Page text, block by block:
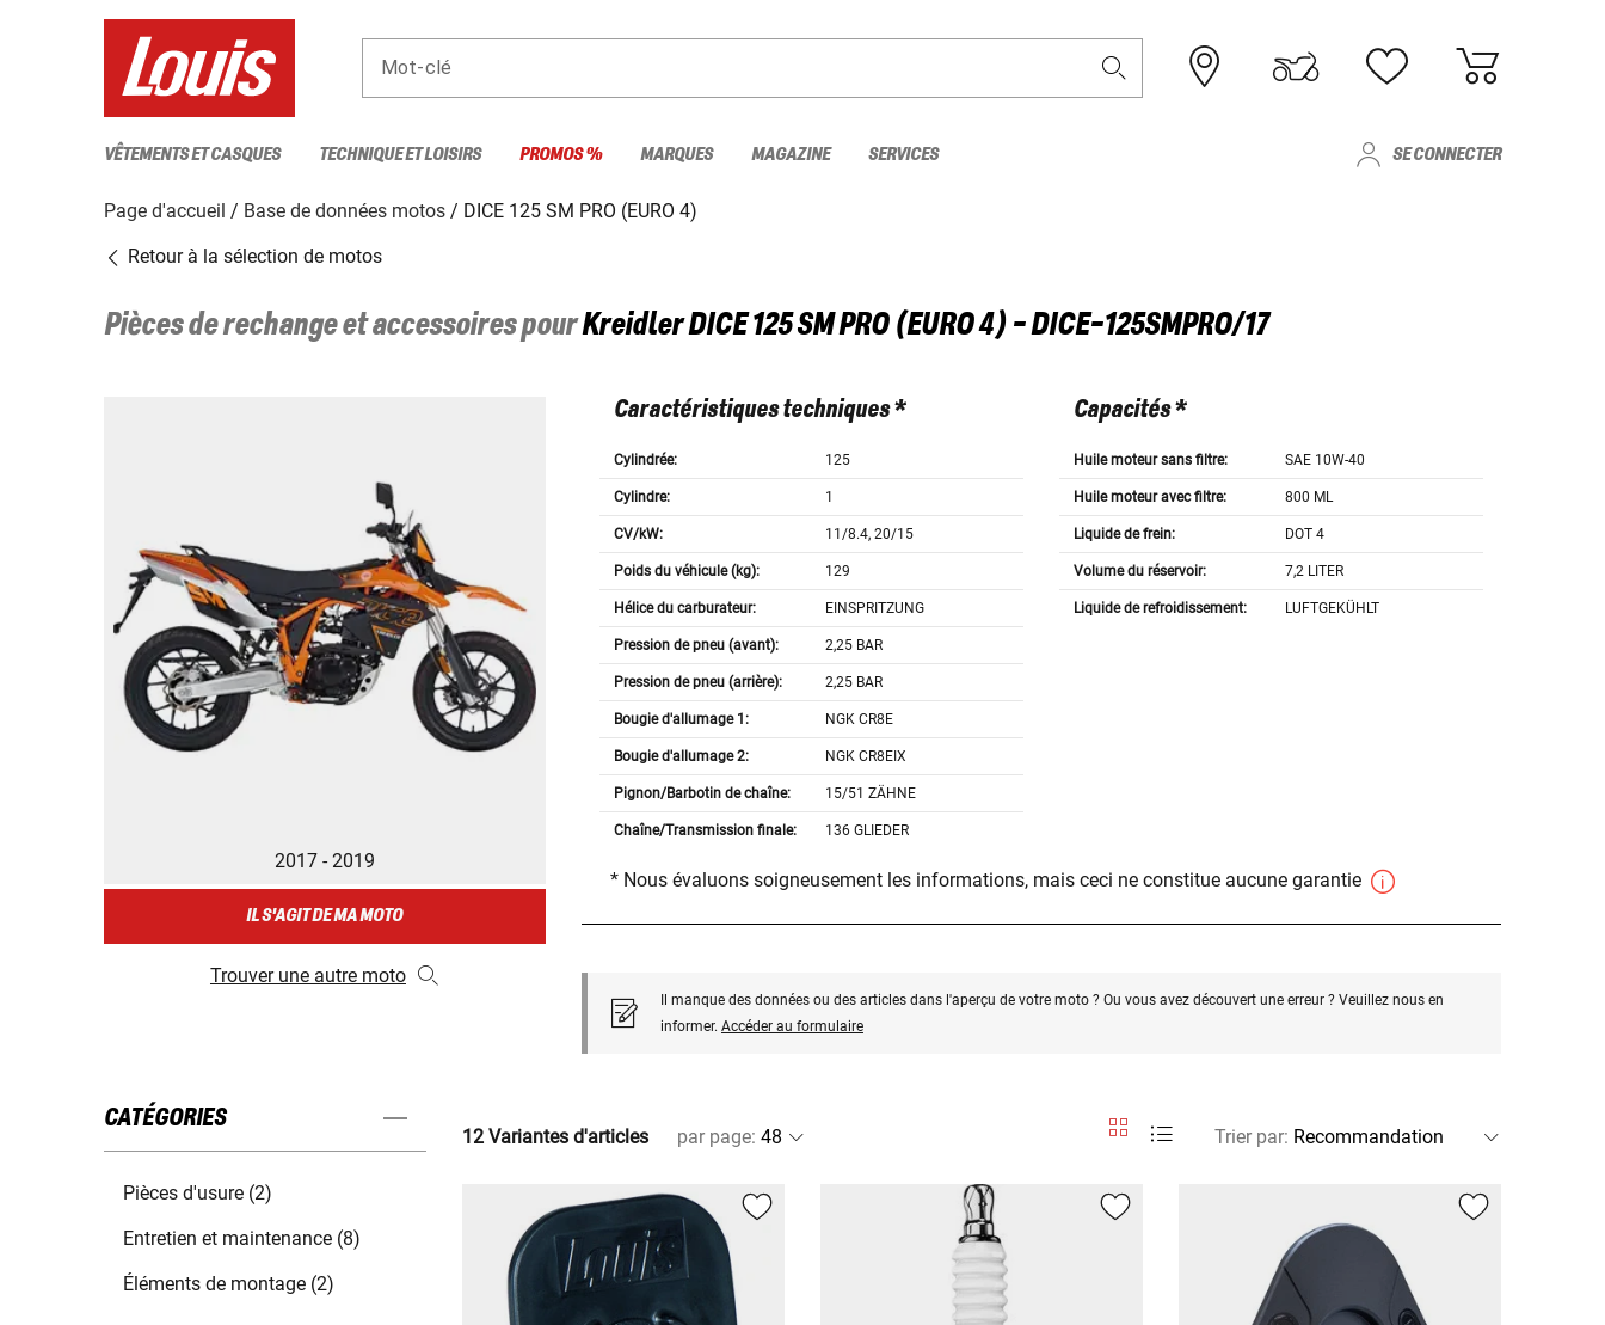
Mot-clé
VÊTEMENTS ET CASQUES TECHNIQUE ET LOISIRS PROMOS % MARQUES MAGAZINE SERVICES SE CONNECTER
Page d'accueil Base de données motos
DICE 125 SM PRO (EURO 4)
Retour à la sélection de motos
Pièces de rechange et accessoires pourKreidlerDICE 125 SM PRO (EURO 4) - DICE-125SMPRO/17
2017 - 2019
IL S'AGIT DE MA MOTO
Trouver une autre moto
Caractéristiques techniques *
Cylindrée: 125
Cylindre: 1
CV/kW: 11/8.4, 20/15
Poids du véhicule (kg): 129
Hélice du carburateur: EINSPRITZUNG
Pression de pneu (avant): 2,25 BAR
Pression de pneu (arrière): 2,25 BAR
Bougie d'allumage 1: NGK CR8E
Bougie d'allumage 2: NGK CR8EIX
Pignon/Barbotin de chaîne: 15/51 ZÄHNE
Chaîne/Transmission finale: 136 GLIEDER
Capacités *
Huile moteur sans filtre: SAE 10W-40
Huile moteur avec filtre: 800 ML
Liquide de frein: DOT 4
Volume du réservoir: 7,2 LITER
Liquide de refroidissement: LUFTGEKÜHLT
* Nous évaluons soigneusement les informations, mais ceci ne constitue aucune garantie
Il manque des données ou des articles dans l'aperçu de votre moto ? Ou vous avez découvert une erreur ? Veuillez nous en
informer. Accéder au formulaire
CATÉGORIES
Pièces d'usure (2)
Entretien et maintenance (8)
Éléments de montage (2)
12 Variantes d'articles par page: Trier par: